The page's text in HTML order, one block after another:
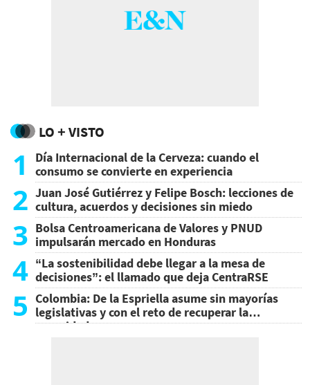
LO + VISTO
1
Día Internacional de la Cerveza: cuando el
consumo se convierte en experiencia
2 Juan José Gutiérrez y Felipe Bosch: lecciones de
cultura, acuerdos y decisiones sin miedo
3 Bolsa Centroamericana de Valores y PNUD
impulsarán mercado en Honduras
4 “La sostenibilidad debe llegar a la mesa de
decisiones”: el llamado que deja CentraRSE
5 Colombia: De la Espriella asume sin mayorías
legislativas y con el reto de recuperar la
seguridad